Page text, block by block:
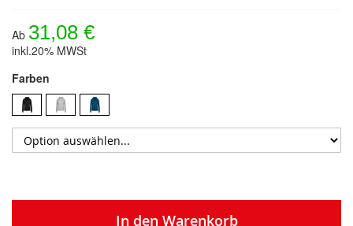
Ab 31,08 €
inkl.20% MWSt
Farben
In den Warenkorb